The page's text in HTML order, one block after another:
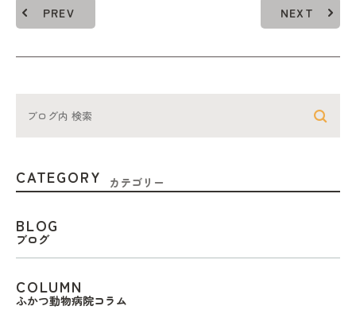
PREV NEXT
CATEGORY カテゴリー
BLOG
ブログ
COLUMN
ふかつ動物病院コラム